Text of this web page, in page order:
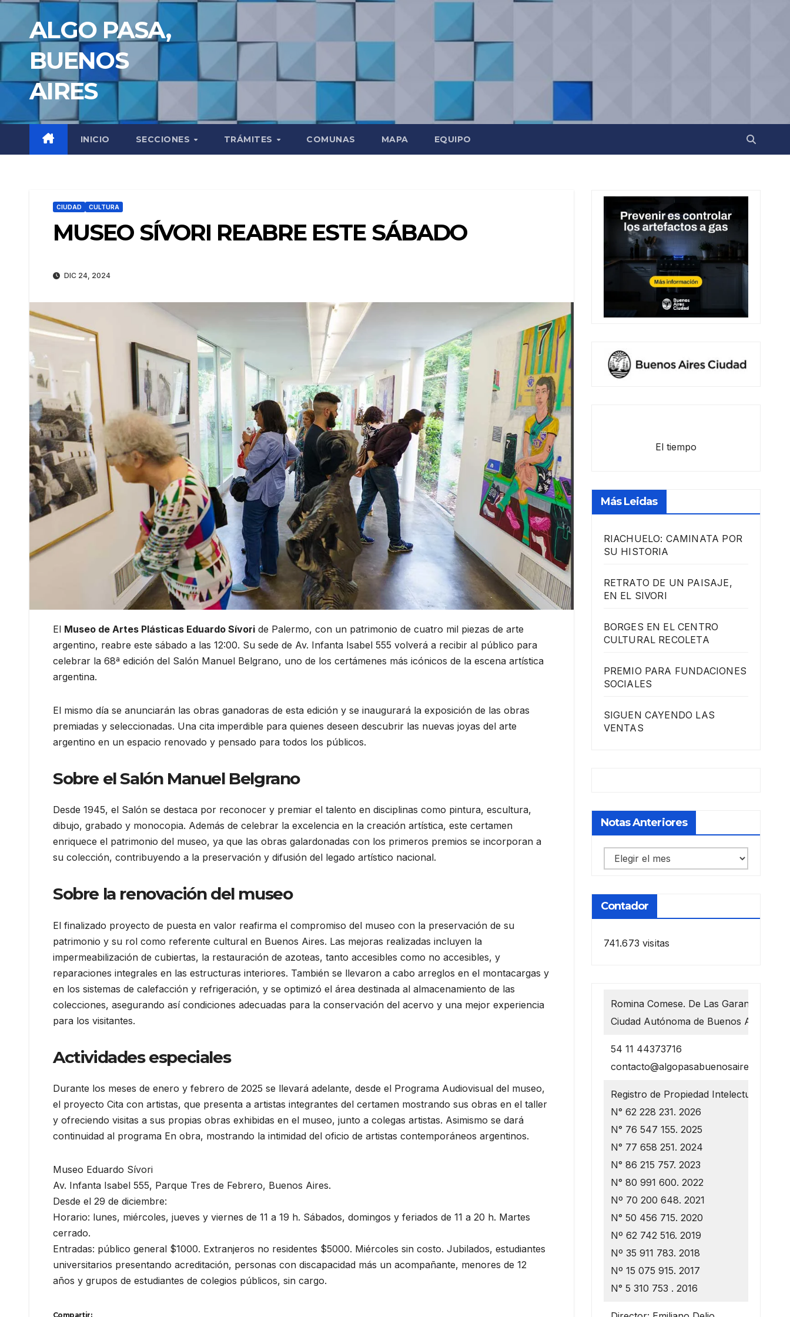
Saltar
contenidoALGO PASA,
BUENOS
AIRES
INICIO SECCIONES TRÁMITES COMUNAS MAPA EQUIPO
CIUDAD CULTURA
MUSEO SÍVORI REABRE ESTE SÁBADO
DIC 24, 2024
El Museo de Artes Plásticas Eduardo Sívori de Palermo, con un patrimonio de cuatro mil piezas de arte
argentino, reabre este sábado a las 12:00. Su sede de Av. Infanta Isabel 555 volverá a recibir al público para
celebrar la 68ª edición del Salón Manuel Belgrano, uno de los certámenes más icónicos de la escena artística
argentina.
El mismo día se anunciarán las obras ganadoras de esta edición y se inaugurará la exposición de las obras
premiadas y seleccionadas. Una cita imperdible para quienes deseen descubrir las nuevas joyas del arte
argentino en un espacio renovado y pensado para todos los públicos.
Sobre el Salón Manuel Belgrano
Desde 1945, el Salón se destaca por reconocer y premiar el talento en disciplinas como pintura, escultura,
dibujo, grabado y monocopia. Además de celebrar la excelencia en la creación artística, este certamen
enriquece el patrimonio del museo, ya que las obras galardonadas con los primeros premios se incorporan a
su colección, contribuyendo a la preservación y difusión del legado artístico nacional.
Sobre la renovación del museo
El finalizado proyecto de puesta en valor reafirma el compromiso del museo con la preservación de su
patrimonio y su rol como referente cultural en Buenos Aires. Las mejoras realizadas incluyen la
impermeabilización de cubiertas, la restauración de azoteas, tanto accesibles como no accesibles, y
reparaciones integrales en las estructuras interiores. También se llevaron a cabo arreglos en el montacargas y
en los sistemas de calefacción y refrigeración, y se optimizó el área destinada al almacenamiento de las
colecciones, asegurando así condiciones adecuadas para la conservación del acervo y una mejor experiencia
para los visitantes.
Actividades especiales
Durante los meses de enero y febrero de 2025 se llevará adelante, desde el Programa Audiovisual del museo,
el proyecto Cita con artistas, que presenta a artistas integrantes del certamen mostrando sus obras en el taller
y ofreciendo visitas a sus propias obras exhibidas en el museo, junto a colegas artistas. Asimismo se dará
continuidad al programa En obra, mostrando la intimidad del oficio de artistas contemporáneos argentinos.
Museo Eduardo Sívori
Av. Infanta Isabel 555, Parque Tres de Febrero, Buenos Aires.
Desde el 29 de diciembre:
Horario: lunes, miércoles, jueves y viernes de 11 a 19 h. Sábados, domingos y feriados de 11 a 20 h. Martes
cerrado.
Entradas: público general $1000. Extranjeros no residentes $5000. Miércoles sin costo. Jubilados, estudiantes
universitarios presentando acreditación, personas con discapacidad más un acompañante, menores de 12
años y grupos de estudiantes de colegios públicos, sin cargo.
Compartir:
El tiempo
Más Leidas
RIACHUELO: CAMINATA POR
SU HISTORIA
RETRATO DE UN PAISAJE,
EN EL SIVORI
BORGES EN EL CENTRO
CULTURAL RECOLETA
PREMIO PARA FUNDACIONES
SOCIALES
SIGUEN CAYENDO LAS
VENTAS
Notas Anteriores
Notas
anteriores
Contador
741.673 visitas
Romina Comese. De Las Garantías 1218
Ciudad Autónoma de Buenos Aires
54 11 44373716
contacto@algopasabuenosaires.com.ar
Registro de Propiedad Intelectual
N° 62 228 231. 2026
N° 76 547 155. 2025
N° 77 658 251. 2024
N° 86 215 757. 2023
N° 80 991 600. 2022
Nº 70 200 648. 2021
N° 50 456 715. 2020
Nº 62 742 516. 2019
Nº 35 911 783. 2018
Nº 15 075 915. 2017
N° 5 310 753 . 2016